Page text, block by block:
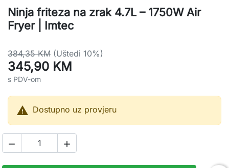
Ninja friteza na zrak 4.7L – 1750W Air
Fryer | Imtec
384,35 KM (Uštedi 10%)
345,90 KM
s PDV-om
 Dostupno uz provjeru
 